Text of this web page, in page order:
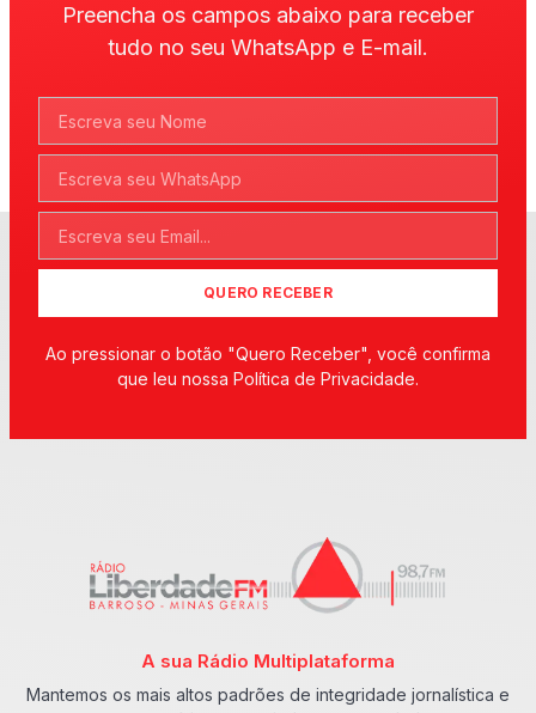
Preencha os campos abaixo para receber
tudo no seu WhatsApp e E-mail.
QUERO RECEBER
Ao pressionar o botão "Quero Receber", você confirma
que leu nossa Política de Privacidade.
A sua Rádio Multiplataforma
Mantemos os mais altos padrões de integridade jornalística e